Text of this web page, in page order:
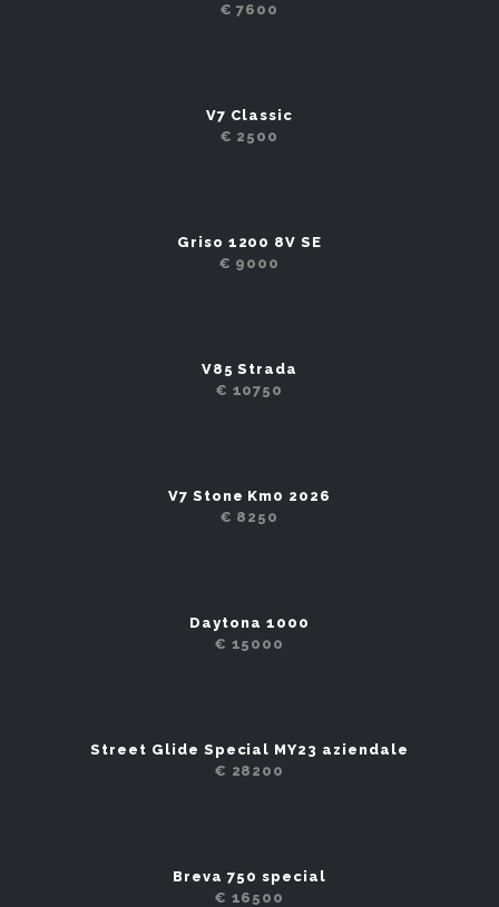
€ 7600
V7 Classic
€ 2500
Griso 1200 8V SE
€ 9000
V85 Strada
€ 10750
V7 Stone Km0 2026
€ 8250
Daytona 1000
€ 15000
Street Glide Special MY23 aziendale
€ 28200
Breva 750 special
€ 16500